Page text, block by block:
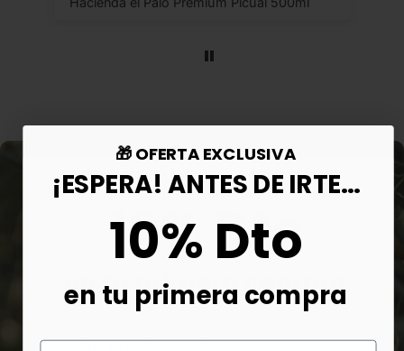
10% Dto
en tu primera compra
🎁 OFERTA EXCLUSIVA
¡ESPERA! ANTES DE IRTE...
10% Dto
en tu primera compra